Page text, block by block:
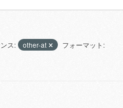
ス: other-at
フォーマット: